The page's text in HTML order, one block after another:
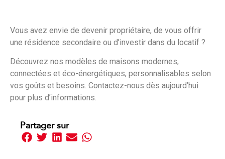
Vous avez envie de devenir propriétaire, de vous offrir
une résidence secondaire ou d’investir dans du locatif ?
Découvrez nos modèles de maisons modernes,
connectées et éco-énergétiques, personnalisables selon
vos goûts et besoins. Contactez-nous dès aujourd’hui
pour plus d’informations.
Partager sur